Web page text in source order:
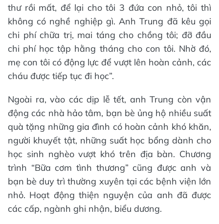
thư rồi mất, để lại cho tôi 3 đứa con nhỏ, tôi thì
không có nghề nghiệp gì. Anh Trung đã kêu gọi
chi phí chữa trị, mai táng cho chồng tôi; đỡ đầu
chi phí học tập hằng tháng cho con tôi. Nhờ đó,
mẹ con tôi có động lực để vượt lên hoàn cảnh, các
cháu được tiếp tục đi học”.
Ngoài ra, vào các dịp lễ tết, anh Trung còn vận
động các nhà hảo tâm, bạn bè ủng hộ nhiều suất
quà tặng những gia đình có hoàn cảnh khó khăn,
người khuyết tật, những suất học bổng dành cho
học sinh nghèo vượt khó trên địa bàn. Chương
trình “Bữa cơm tình thương” cũng được anh và
bạn bè duy trì thường xuyên tại các bệnh viện lớn
nhỏ. Hoạt động thiện nguyện của anh đã được
các cấp, ngành ghi nhận, biểu dương.